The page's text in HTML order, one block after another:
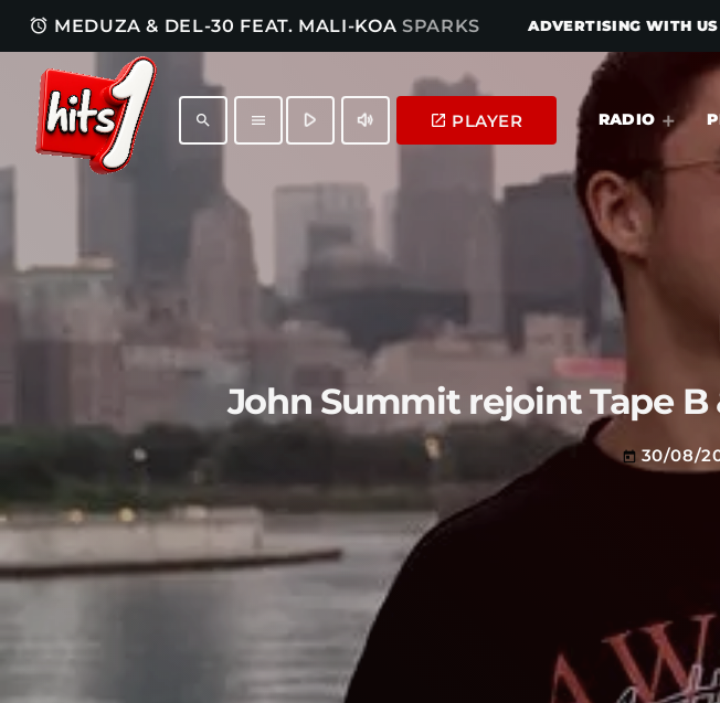
access_alarm MEDUZA & DEL-30 FEAT. MALI-KOA SPARKS ADVERTISING WITH
RADIO
search menu play_arrow volume_up launch PLAYER
John Summit rejoint Tape B
today 30/08/